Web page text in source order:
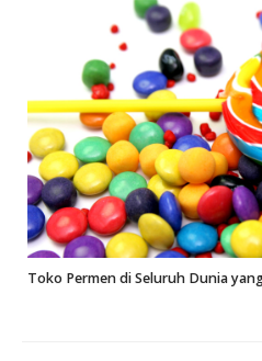
Toko Permen di Seluruh Dunia